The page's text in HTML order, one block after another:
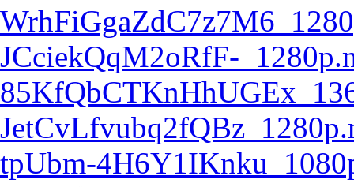
JCciekQqM2oRfF-
tpUbm-